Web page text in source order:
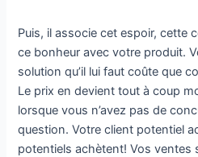
Puis, il associe cet espoir, cette
ce bonheur avec votre produit.
solution qu’il lui faut coûte que
Le prix en devient tout à coup
lorsque vous n’avez pas de
question. Votre client potentiel
potentiels achètent! Vos ventes